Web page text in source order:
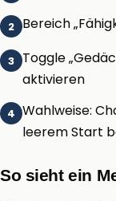
Bereich
Toggle
aktivieren
Wahlweise:
leerem Start
So sieht ein